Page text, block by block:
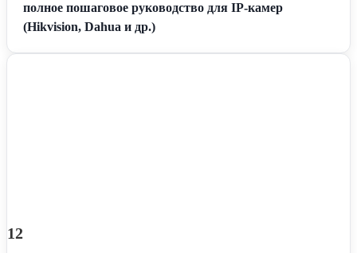
полное пошаговое руководство для IP-камер
(Hikvision, Dahua и др.)
12